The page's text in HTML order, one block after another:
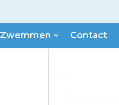
Zwemmen Contact